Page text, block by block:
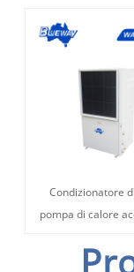
Condizionatore
pompa di calore